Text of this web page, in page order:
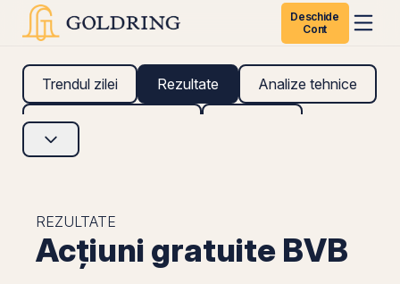
Deschide
Cont
Trendul zilei Rezultate Analize tehnice
Analize fundamentale
REZULTATE
Acțiuni gratuite BVB